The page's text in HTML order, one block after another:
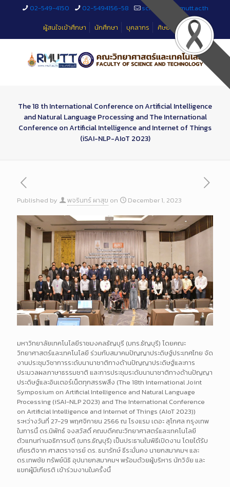
02-549-4150 02-5494156-58
sciteched@rmutt.ac.th
ผู้สนใจเข้าศึกษา
นักศึกษา บุคลากร ศิษย์เก่า
The 18 th International Conference on Artificial Intelligence
and Natural Language Processing and The International
Conference on Artificial Intelligence and Internet of Things
(iSAI-NLP-AIoT 2023)
Published by พจรินทร์ ผาสุข on December 1, 2023
มหาวิทยาลัยเทคโนโลยีราชมงคลธัญบุรี (มทร.ธัญบุรี) โดยคณะ
วิทยาศาสตร์และเทคโนโลยี ร่วมกับสมาคมปัญญาประดิษฐ์ประเทศไทย จัด
งานประชุมวิชาการระดับนานาชาติทางด้านปัญญาประดิษฐ์และการ
ประมวลผลภาษาธรรมชาติ และการประชุมระดับนานาชาติทางด้านปัญญา
ประดิษฐ์และอินเตอร์เน็ตทุกสรรพสิ่ง (The 18th International Joint
Symposium on Artificial Intelligence and Natural Language
Processing (iSAI-NLP 2023) and The International Conference
on Artificial Intelligence and Internet of Things (AIoT 2023))
ระหว่างวันที่ 27-29 พฤศจิกายน 2566 ณ โรงแรม เดอะ สุโกศล กรุงเทพ
ในการนี้ ดร.นิพัทธ์ จงสวัสดิ์ คณบดีคณะวิทยาศาสตร์และเทคโนโลยี
ตัวแทนท่านอธิการบดี (มทร.ธัญบุรี) เป็นประธานในพิธีเปิดงาน โดยได้รับ
เกียรติจาก ศาสตราจารย์ ดร. ธนารักษ์ ธีระมั่นคง นายกสมาคมฯ และ
ดร.เทพชัย ทรัพย์นิธิ อุปนายกสมาคมฯ พร้อมด้วยผู้บริหาร นักวิจัย และ
แขกผู้มีเกียรติ เข้าร่วมงานในครั้งนี้